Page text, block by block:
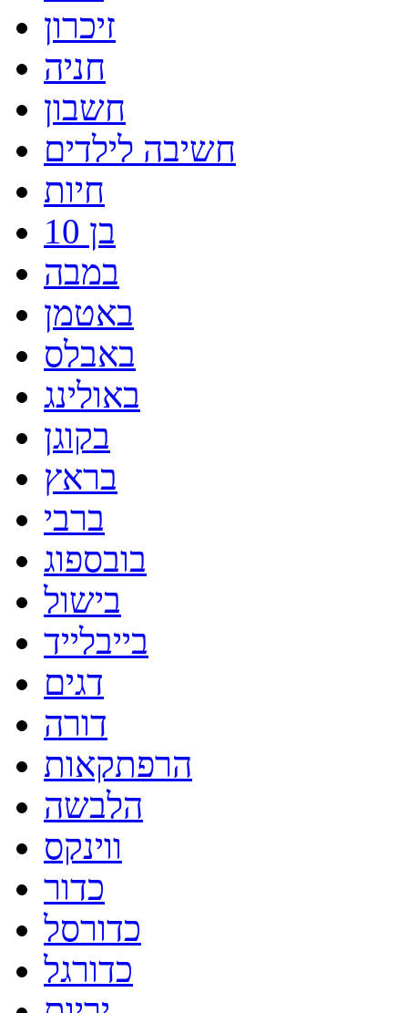
זיכרון
חניה
חשבון
חשיבה לילדים
חיות
בן 10
במבה
באטמן
באבלס
באולינג
בקוגן
בראץ
ברבי
בובספוג
בישול
בייבלייד
דגים
דורה
הרפתקאות
הלבשה
ווינקס
כדור
כדורסל
כדורגל